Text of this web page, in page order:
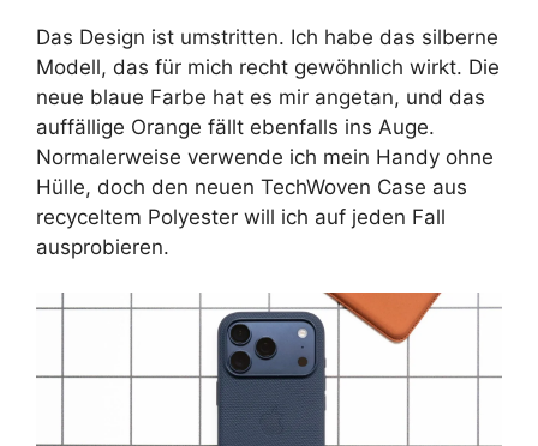
Das Design ist umstritten. Ich habe das silberne
Modell, das für mich recht gewöhnlich wirkt. Die
neue blaue Farbe hat es mir angetan, und das
auffällige Orange fällt ebenfalls ins Auge.
Normalerweise verwende ich mein Handy ohne
Hülle, doch den neuen TechWoven Case aus
recyceltem Polyester will ich auf jeden Fall
ausprobieren.